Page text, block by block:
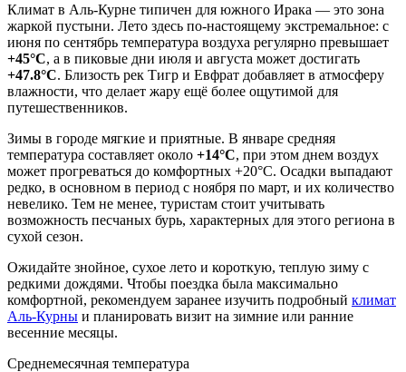
Климат в Аль-Курне типичен для южного Ирака — это зона
жаркой пустыни. Лето здесь по-настоящему экстремальное: с
июня по сентябрь температура воздуха регулярно превышает
+45°C, а в пиковые дни июля и августа может достигать
+47.8°C. Близость рек Тигр и Евфрат добавляет в атмосферу
влажности, что делает жару ещё более ощутимой для
путешественников.
Зимы в городе мягкие и приятные. В январе средняя
температура составляет около +14°C, при этом днем воздух
может прогреваться до комфортных +20°C. Осадки выпадают
редко, в основном в период с ноября по март, и их количество
невелико. Тем не менее, туристам стоит учитывать
возможность песчаных бурь, характерных для этого региона в
сухой сезон.
Ожидайте знойное, сухое лето и короткую, теплую зиму с
редкими дождями. Чтобы поездка была максимально
комфортной, рекомендуем заранее изучить подробный климат
Аль-Курны и планировать визит на зимние или ранние
весенние месяцы.
Среднемесячная температура